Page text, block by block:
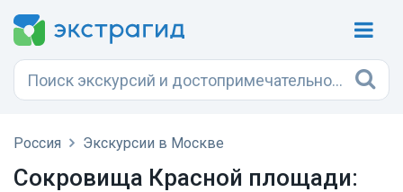
Россия Экскурсии в Москве
Сокровища Красной площади: